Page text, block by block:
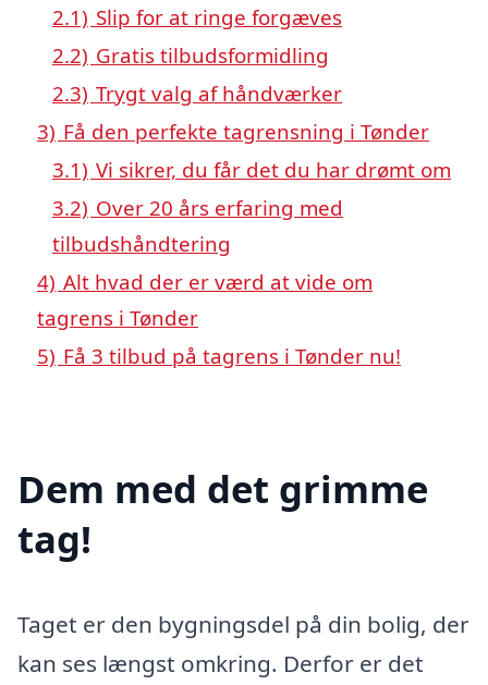
2.1) Slip for at ringe forgæves
2.2) Gratis tilbudsformidling
2.3) Trygt valg af håndværker
3) Få den perfekte tagrensning i Tønder
3.1) Vi sikrer, du får det du har drømt om
3.2) Over 20 års erfaring med
tilbudshåndtering
4) Alt hvad der er værd at vide om
tagrens i Tønder
5) Få 3 tilbud på tagrens i Tønder nu!
Dem med det grimme
tag!
Taget er den bygningsdel på din bolig, der
kan ses længst omkring. Derfor er det